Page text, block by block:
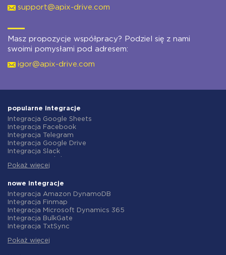
support@apix-drive.com
Masz propozycje współpracy? Podziel się z nami
swoimi pomysłami pod adresem:
igor@apix-drive.com
popularne integracje
Integracja Google Sheets
Integracja Facebook
Integracja Telegram
Integracja Google Drive
Integracja Slack
Integracja Gmail
Integracja ClickUp
Integracja Airtable
Integracja Google Contacts
Integracja OpenAI (ChatGPT)
Integracja Instagram
Integracja ActiveCampaign
Integracja Salesforce CRM
Pokaż więcej
nowe integracje
Integracja Amazon DynamoDB
Integracja Finmap
Integracja Microsoft Dynamics 365
Integracja BulkGate
Integracja TxtSync
Integracja Corezoid
Pokaż więcej